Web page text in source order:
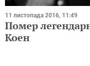
11 листопада 2016, 11:49
Помер
Коен